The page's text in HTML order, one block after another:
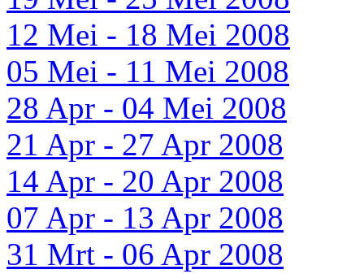
12 Mei - 18 Mei 2008
05 Mei - 11 Mei 2008
28 Apr - 04 Mei 2008
21 Apr - 27 Apr 2008
14 Apr - 20 Apr 2008
07 Apr - 13 Apr 2008
31 Mrt - 06 Apr 2008